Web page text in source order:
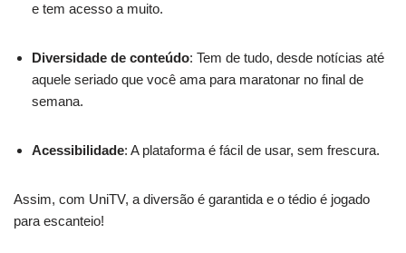
e tem acesso a muito.
Diversidade de conteúdo: Tem de tudo, desde notícias até
aquele seriado que você ama para maratonar no final de
semana.
Acessibilidade: A plataforma é fácil de usar, sem frescura.
Assim, com UniTV, a diversão é garantida e o tédio é jogado
para escanteio!